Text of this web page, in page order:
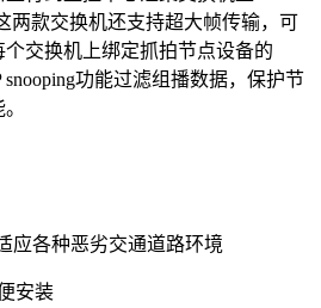
两款交换机还支持超大帧传输，可
交换机上绑定抓拍节点设备的
snooping功能过滤组播数据，保护节
应各种恶劣交通道路环境
安装